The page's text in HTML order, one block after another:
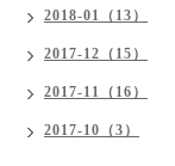
2018-01（13）
2017-12（15）
2017-11（16）
2017-10（3）